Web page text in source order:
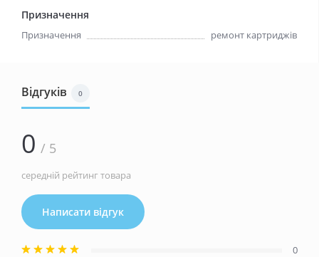
Призначення
Призначення ремонт картриджів
Відгуків 0
0 / 5
середній рейтинг товара
Написати відгук
0